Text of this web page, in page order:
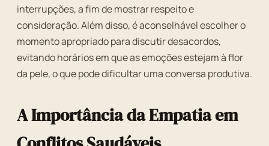
interrupções, a fim de mostrar respeito e
consideração. Além disso, é aconselhável escolher o
momento apropriado para discutir desacordos,
evitando horários em que as emoções estejam à flor
da pele, o que pode dificultar uma conversa produtiva.
A Importância da Empatia em